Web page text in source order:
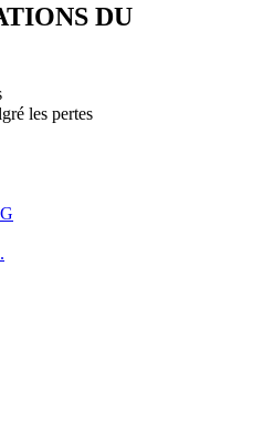
DU
les pertes